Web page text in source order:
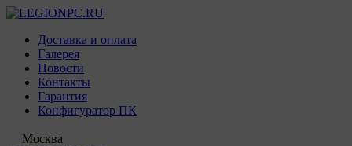
Доставка и оплата
Галерея
Новости
Контакты
Гарантия
Конфигуратор ПК
Москва